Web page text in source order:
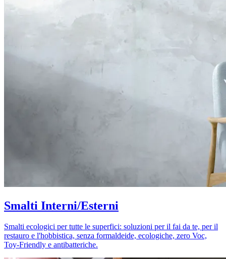
Smalti Interni/Esterni
Smalti ecologici per tutte le superfici: soluzioni per il fai da te, per il
restauro e l'hobbistica, senza formaldeide, ecologiche, zero Voc,
Toy-Friendly e antibatteriche.